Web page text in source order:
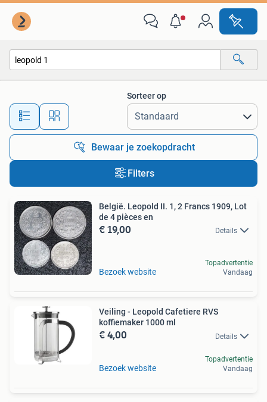
Alle afstanden…
Sorteer op
Bewaar je zoekopdracht
Filters
België. Leopold II. 1, 2 Francs 1909, Lot
de 4 pièces en
€ 19,00 Details
Bezoek website
Topadvertentie
Vandaag
Veiling - Leopold Cafetiere RVS
koffiemaker 1000 ml
€ 4,00 Details
Bezoek website
Topadvertentie
Vandaag